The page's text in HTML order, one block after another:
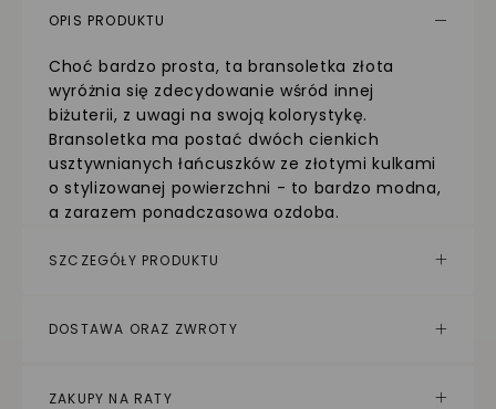
OPIS PRODUKTU
Choć bardzo prosta, ta bransoletka złota
wyróżnia się zdecydowanie wśród innej
biżuterii, z uwagi na swoją kolorystykę.
Bransoletka ma postać dwóch cienkich
usztywnianych łańcuszków ze złotymi kulkami
o stylizowanej powierzchni - to bardzo modna,
a zarazem ponadczasowa ozdoba.
SZCZEGÓŁY PRODUKTU
DOSTAWA ORAZ ZWROTY
ZAKUPY NA RATY